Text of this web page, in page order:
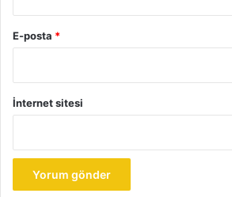
E-posta *
İnternet sitesi